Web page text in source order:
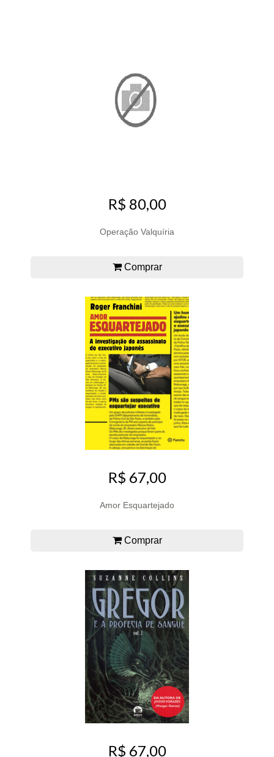
R$ 80,00
Operação Valquíria
Comprar
R$ 67,00
Amor Esquartejado
Comprar
R$ 67,00